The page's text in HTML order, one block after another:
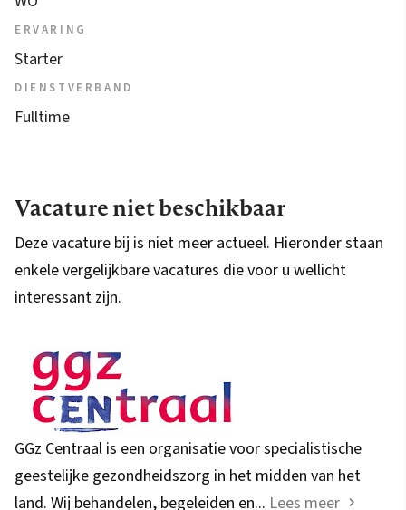
ERVARING
Starter
DIENSTVERBAND
Fulltime
Vacature niet beschikbaar
Deze vacature bij is niet meer actueel. Hieronder staan
enkele vergelijkbare vacatures die voor u wellicht
interessant zijn.
GGz Centraal is een organisatie voor specialistische
geestelijke gezondheidszorg in het midden van het
land. Wij behandelen, begeleiden en... Lees meer